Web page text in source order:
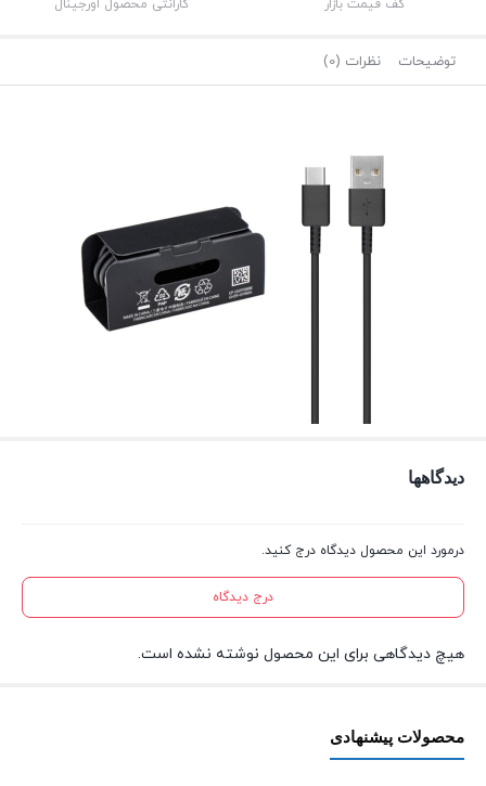
کف قیمت بازار گارانتی محصول اورجینال
توضیحات نظرات (0)
دیدگاهها
درمورد این محصول دیدگاه درج کنید.
درج دیدگاه
هیچ دیدگاهی برای این محصول نوشته نشده است.
محصولات پیشنهادی